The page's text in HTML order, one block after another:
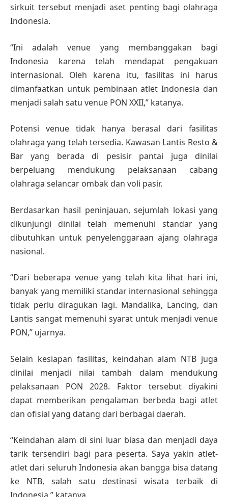
sirkuit tersebut menjadi aset penting bagi olahraga
Indonesia.
“Ini adalah venue yang membanggakan bagi
Indonesia karena telah mendapat pengakuan
internasional. Oleh karena itu, fasilitas ini harus
dimanfaatkan untuk pembinaan atlet Indonesia dan
menjadi salah satu venue PON XXII,” katanya.
Potensi venue tidak hanya berasal dari fasilitas
olahraga yang telah tersedia. Kawasan Lantis Resto &
Bar yang berada di pesisir pantai juga dinilai
berpeluang mendukung pelaksanaan cabang
olahraga selancar ombak dan voli pasir.
Berdasarkan hasil peninjauan, sejumlah lokasi yang
dikunjungi dinilai telah memenuhi standar yang
dibutuhkan untuk penyelenggaraan ajang olahraga
nasional.
“Dari beberapa venue yang telah kita lihat hari ini,
banyak yang memiliki standar internasional sehingga
tidak perlu diragukan lagi. Mandalika, Lancing, dan
Lantis sangat memenuhi syarat untuk menjadi venue
PON,” ujarnya.
Selain kesiapan fasilitas, keindahan alam NTB juga
dinilai menjadi nilai tambah dalam mendukung
pelaksanaan PON 2028. Faktor tersebut diyakini
dapat memberikan pengalaman berbeda bagi atlet
dan ofisial yang datang dari berbagai daerah.
“Keindahan alam di sini luar biasa dan menjadi daya
tarik tersendiri bagi para peserta. Saya yakin atlet-
atlet dari seluruh Indonesia akan bangga bisa datang
ke NTB, salah satu destinasi wisata terbaik di